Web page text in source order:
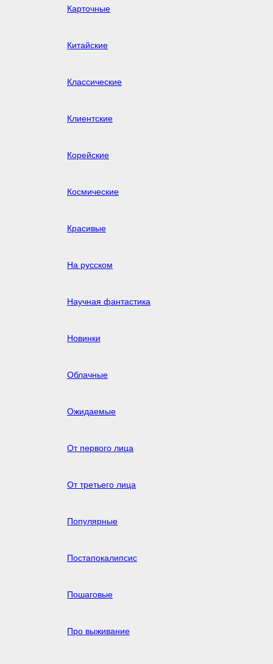
Карточные
Китайские
Классические
Клиентские
Корейские
Космические
Красивые
На русском
Научная фантастика
Новинки
Облачные
Ожидаемые
От первого лица
От третьего лица
Популярные
Постапокалипсис
Пошаговые
Про выживание